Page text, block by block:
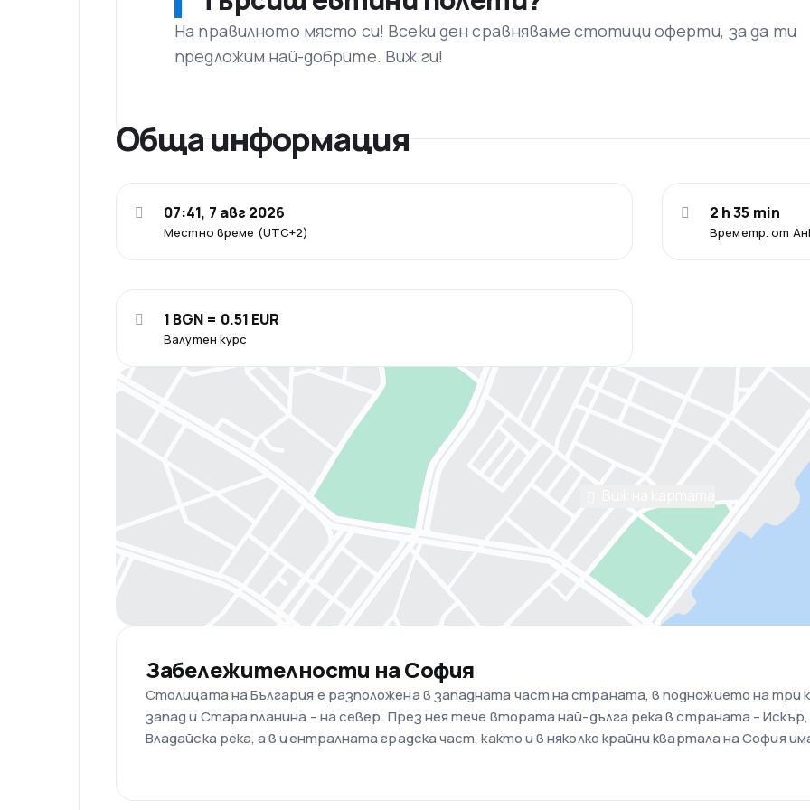
На правилното място си! Всеки ден сравняваме стотици оферти, за да ти
предложим най-добрите. Виж ги!
Обща информация
Местно време (UTC+2)
07:41, 7 авг 2026
Времетр. от
2 h 35 min
Валутен курс
1 BGN = 0.51 EUR
Забележителности на София
Столицата на България е разположена в западната част на страната, в подножието на три
запад и Стара планина – на север. През нея тече втората най-дълга река в страната –
Владайска река, а в централната градска част, както и в няколко крайни квартала на София